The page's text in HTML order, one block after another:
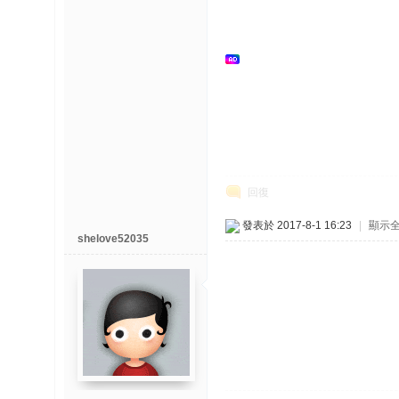
回復
shelove52035
發表於 2017-8-1 16:23 顯示